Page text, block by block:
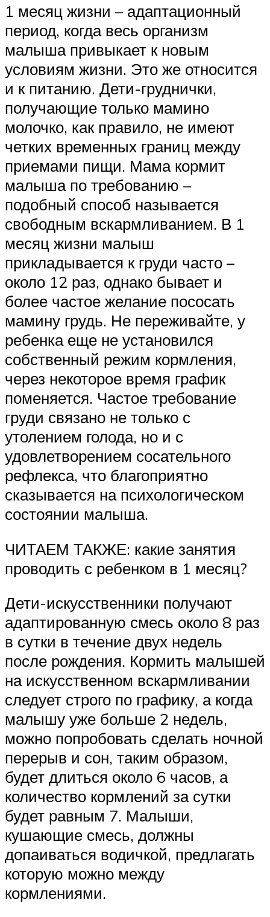
1 месяц жизни – адаптационный
период, когда весь организм
малыша привыкает к новым
условиям жизни. Это же относится
и к питанию. Дети-груднички,
получающие только мамино
молочко, как правило, не имеют
четких временных границ между
приемами пищи. Мама кормит
малыша по требованию –
подобный способ называется
свободным вскармливанием. В 1
месяц жизни малыш
прикладывается к груди часто –
около 12 раз, однако бывает и
более частое желание пососать
мамину грудь. Не переживайте, у
ребенка еще не установился
собственный режим кормления,
через некоторое время график
поменяется. Частое требование
груди связано не только с
утолением голода, но и с
удовлетворением сосательного
рефлекса, что благоприятно
сказывается на психологическом
состоянии малыша.
ЧИТАЕМ ТАКЖЕ: какие занятия
проводить с ребенком в 1 месяц?
Дети-искусственники получают
адаптированную смесь около 8 раз
в сутки в течение двух недель
после рождения. Кормить малышей
на искусственном вскармливании
следует строго по графику, а когда
малышу уже больше 2 недель,
можно попробовать сделать ночной
перерыв и сон, таким образом,
будет длиться около 6 часов, а
количество кормлений за сутки
будет равным 7. Малыши,
кушающие смесь, должны
допаиваться водичкой, предлагать
которую можно между
кормлениями.